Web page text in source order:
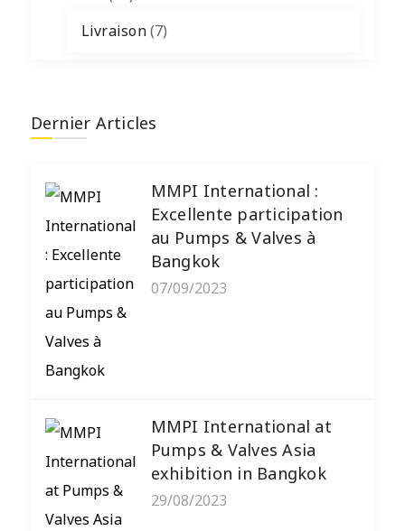
Livraison(7)
Dernier Articles
MMPI International :
Excellente participation
au Pumps & Valves à
Bangkok
07/09/2023
MMPI International at
Pumps & Valves Asia
exhibition in Bangkok
29/08/2023